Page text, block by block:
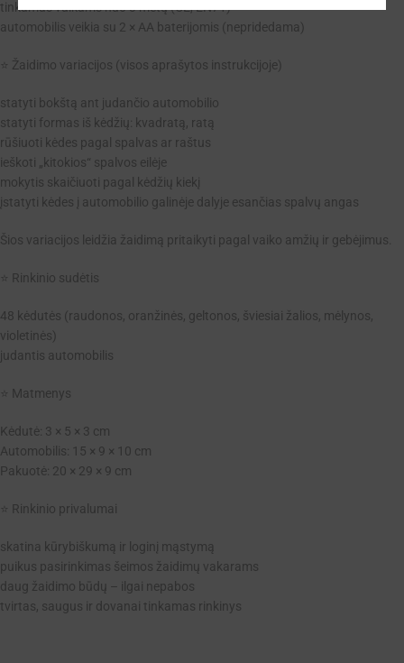
tinkamas vaikams nuo 3 metų (CE, EN71)
automobilis veikia su 2 × AA baterijomis (nepridedama)
⭐ Žaidimo variacijos (visos aprašytos instrukcijoje)
statyti bokštą ant judančio automobilio
statyti formas iš kėdžių: kvadratą, ratą
rūšiuoti kėdes pagal spalvas ar raštus
ieškoti „kitokios“ spalvos eilėje
mokytis skaičiuoti pagal kėdžių kiekį
įstatyti kėdes į automobilio galinėje dalyje esančias spalvų angas
Šios variacijos leidžia žaidimą pritaikyti pagal vaiko amžių ir gebėjimus.
⭐ Rinkinio sudėtis
48 kėdutės (raudonos, oranžinės, geltonos, šviesiai žalios, mėlynos,
violetinės)
judantis automobilis
⭐ Matmenys
Kėdutė: 3 × 5 × 3 cm
Automobilis: 15 × 9 × 10 cm
Pakuotė: 20 × 29 × 9 cm
⭐ Rinkinio privalumai
skatina kūrybiškumą ir loginį mąstymą
puikus pasirinkimas šeimos žaidimų vakarams
daug žaidimo būdų – ilgai nepabos
tvirtas, saugus ir dovanai tinkamas rinkinys